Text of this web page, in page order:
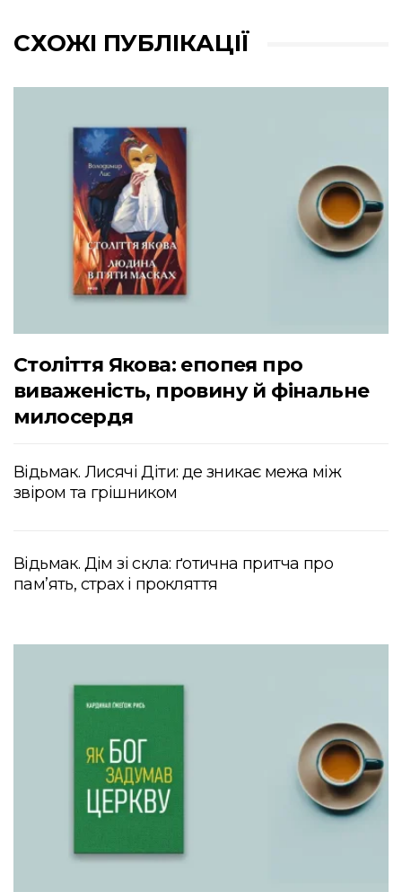
СХОЖІ ПУБЛІКАЦІЇ
Століття Якова: епопея про
виваженість, провину й фінальне
милосердя
Відьмак. Лисячі Діти: де зникає межа між
звіром та грішником
Відьмак. Дім зі скла: ґотична притча про
пам’ять, страх і прокляття